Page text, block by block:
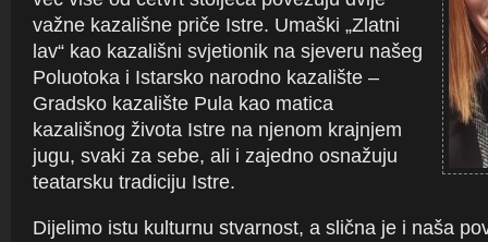
važne kazališne priče Istre. Umaški „Zlatni
lav“ kao kazališni svjetionik na sjeveru našeg
Poluotoka i Istarsko narodno kazalište –
Gradsko kazalište Pula kao matica
kazališnog života Istre na njenom krajnjem
jugu, svaki za sebe, ali i zajedno osnažuju
teatarsku tradiciju Istre.
Dijelimo istu kulturnu stvarnost, a slična je i naša